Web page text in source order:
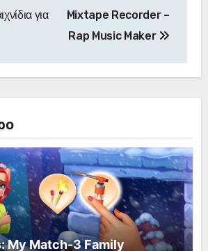
για
Mixtape Recorder –
Rap Music Maker
My Match-3 Family